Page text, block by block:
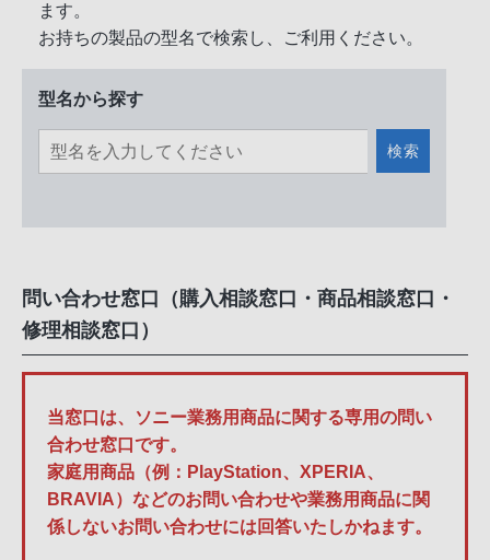
ます。
お持ちの製品の型名で検索し、ご利用ください。
型名から探す
検索
問い合わせ窓口（購入相談窓口・商品相談窓口・
修理相談窓口）
当窓口は、ソニー業務用商品に関する専用の問い
合わせ窓口です。
家庭用商品（例：PlayStation、XPERIA、
BRAVIA）などのお問い合わせや業務用商品に関
係しないお問い合わせには回答いたしかねます。